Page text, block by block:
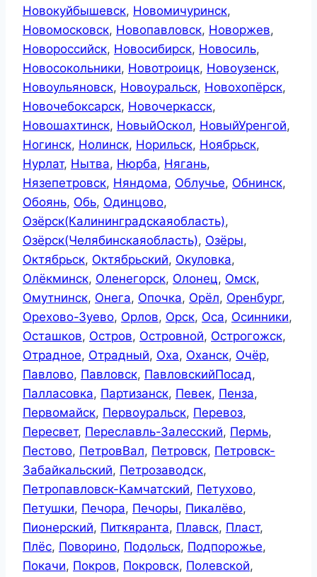
Новокуйбышевск, Новомичуринск,
Новомосковск, Новопавловск, Новоржев,
Новороссийск, Новосибирск, Новосиль,
Новосокольники, Новотроицк, Новоузенск,
Новоульяновск, Новоуральск, Новохопёрск,
Новочебоксарск, Новочеркасск,
Новошахтинск, НовыйОскол, НовыйУренгой,
Ногинск, Нолинск, Норильск, Ноябрьск,
Нурлат, Нытва, Нюрба, Нягань,
Нязепетровск, Няндома, Облучье, Обнинск,
Обоянь, Обь, Одинцово,
Озёрск(Калининградскаяобласть),
Озёрск(Челябинскаяобласть), Озёры,
Октябрьск, Октябрьский, Окуловка,
Олёкминск, Оленегорск, Олонец, Омск,
Омутнинск, Онега, Опочка, Орёл, Оренбург,
Орехово-Зуево, Орлов, Орск, Оса, Осинники,
Осташков, Остров, Островной, Острогожск,
Отрадное, Отрадный, Оха, Оханск, Очёр,
Павлово, Павловск, ПавловскийПосад,
Палласовка, Партизанск, Певек, Пенза,
Первомайск, Первоуральск, Перевоз,
Пересвет, Переславль-Залесский, Пермь,
Пестово, ПетровВал, Петровск, Петровск-
Забайкальский, Петрозаводск,
Петропавловск-Камчатский, Петухово,
Петушки, Печора, Печоры, Пикалёво,
Пионерский, Питкяранта, Плавск, Пласт,
Плёс, Поворино, Подольск, Подпорожье,
Покачи, Покров, Покровск, Полевской,